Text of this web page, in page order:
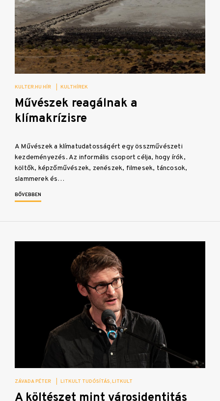
KULTER.HU HÍR KULTHÍREK
Művészek reagálnak a
klímakrízisre
A Művészek a klímatudatosságért egy összművészeti
kezdeményezés. Az informális csoport célja, hogy írók,
költők, képzőművészek, zenészek, filmesek, táncosok,
slammerek és…
BŐVEBBEN
ZÁVADA PÉTER LITKULT TUDÓSÍTÁS LITKULT